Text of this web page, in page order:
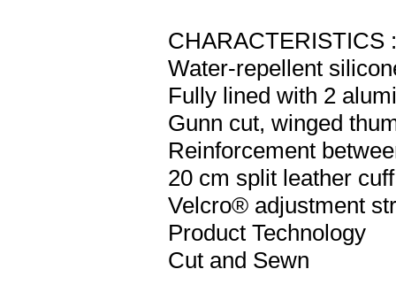
CHARACTERISTICS :
Water-repellent
Fully lined with 2
Gunn cut, winged
Reinforcement
20 cm split leather cuff
Velcro® adjustment
Product Technology
Cut and Sewn